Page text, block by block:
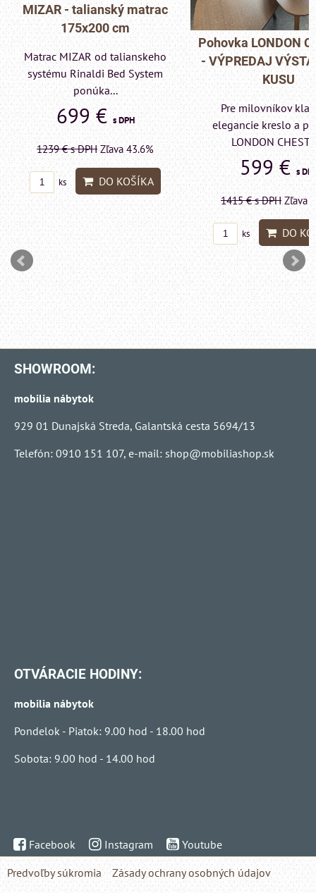
MIZAR - talianský matrac
175x200 cm
Matrac MIZAR od talianskeho
systému Rinaldi Bed System
ponúka...
699 €s DPH
1239 €s DPH Zľava 43.6%
ks DO KOŠÍKA
Pohovka LONDON
- VÝPREDAJ
KUSU
Pre milovníkov
elegancie kreslo a
LONDON
599 €s
1415 €s DPH Zľava
ks DO
SHOWROOM:
mobilia nábytok
929 01 Dunajská Streda, Galantská cesta 5694/13
Telefón: 0910 151 107, e-mail: shop@mobiliashop.sk
OTVÁRACIE HODINY:
mobilia nábytok
Pondelok - Piatok: 9.00 hod - 18.00 hod
Sobota: 9.00 hod - 14.00 hod
Facebook Instagram
Youtube
Predvoľby súkromia
Zásady ochrany osobných údajov